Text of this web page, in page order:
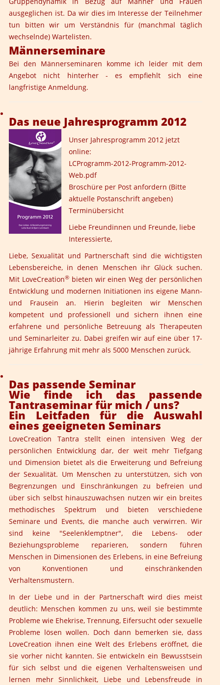
ausgeglichen ist. Da wir dies im Interesse der Teilnehmer
tun bitten wir um Verständnis für (manchmal täglich
wechselnde) Wartelisten.
Männerseminare
Bei den Männerseminaren komme ich leider mit dem
Angebot nicht hinterher - es empfiehlt sich eine
langfristige Anmeldung.
Das neue Jahresprogramm 2012
Unser Jahresprogramm 2012 jetzt
online:
LCProgramm-2012-Programm-2012-
Web.pdf
Broschüre per Post anfordern (Bitte
aktuelle Postanschrift angeben)
Terminübersicht
Liebe Freundinnen und Freunde, liebe
Interessierte,
Liebe, Sexualität und Partnerschaft sind die wichtigsten
Lebensbereiche, in denen Menschen ihr Glück suchen.
Mit LoveCreation®bieten wir einen Weg der persönlichen
Entwicklung und modernen Initiationen ins eigene Mann-
und Frausein an. Hierin begleiten wir Menschen
kompetent und professionell und sichern ihnen eine
erfahrene und persönliche Betreuung als Therapeuten
und Seminarleiter zu. Dabei greifen wir auf eine über 17-
jährige Erfahrung mit mehr als 5000 Menschen zurück.
Das passende Seminar
Wie finde ich das passende
Tantraseminar für mich / uns?
Ein Leitfaden für die Auswahl
eines geeigneten Seminars
LoveCreation Tantra stellt einen intensiven Weg der
persönlichen Entwicklung dar, der weit mehr Tiefgang
und Dimension bietet als die Erweiterung und Befreiung
der Sexualität. Um Menschen zu unterstützen, sich von
Begrenzungen und Einschränkungen zu befreien und
über sich selbst hinauszuwachsen nutzen wir ein breites
methodisches Spektrum und bieten verschiedene
Seminare und Events, die manche auch verwirren. Wir
sind keine "Seelenklemptner", die Lebens- oder
Beziehungsprobleme reparieren, sondern führen
Menschen in Dimensionen des Erlebens, in eine Befreiung
von Konventionen und einschränkenden
Verhaltensmustern.
In der Liebe und in der Partnerschaft wird dies meist
deutlich: Menschen kommen zu uns, weil sie bestimmte
Probleme wie Ehekrise, Trennung, Eifersucht oder sexuelle
Probleme lösen wollen. Doch dann bemerken sie, dass
LoveCreation ihnen eine Welt des Erlebens eröffnet, die
sie vorher nicht kannten. Sie entwickeln ein Bewusstsein
für sich selbst und die eigenen Verhaltensweisen und
lernen mehr Sinnlichkeit, Liebe und Lebensfreude in